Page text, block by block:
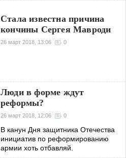
Стала известна причина
кончины Сергея Мавроди
26 март 2018, 13:06 0
Люди в форме ждут
реформы?
26 март 2018, 12:06 0
В канун Дня защитника Отечества
инициатив по реформированию
армии хоть отбавляй.